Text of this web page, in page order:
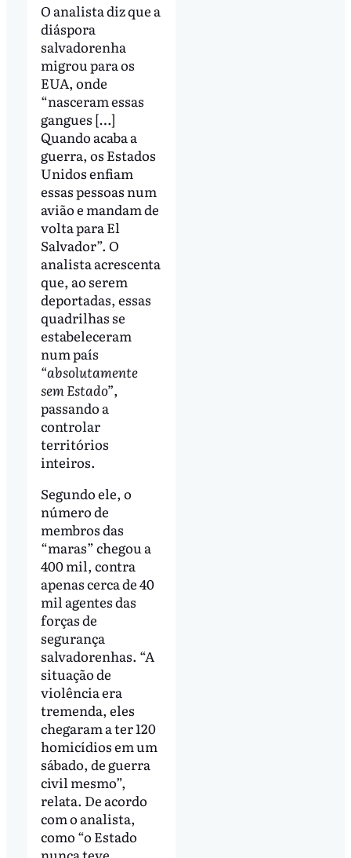
O analista diz que a
diáspora
salvadorenha
migrou para os
EUA, onde
“nasceram essas
gangues […]
Quando acaba a
guerra, os Estados
Unidos enfiam
essas pessoas num
avião e mandam de
volta para El
Salvador”. O
analista acrescenta
que, ao serem
deportadas, essas
quadrilhas se
estabeleceram
num país
“absolutamente
sem Estado”,
passando a
controlar
territórios
inteiros.
Segundo ele, o
número de
membros das
“maras” chegou a
400 mil, contra
apenas cerca de 40
mil agentes das
forças de
segurança
salvadorenhas. “A
situação de
violência era
tremenda, eles
chegaram a ter 120
homicídios em um
sábado, de guerra
civil mesmo”,
relata. De acordo
com o analista,
como “o Estado